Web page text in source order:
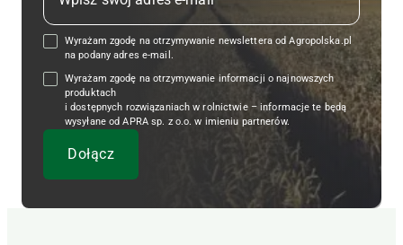
Wyrażam zgodę na otrzymywanie newslettera od Agropolska.pl
na podany adres e-mail.
Wyrażam zgodę na otrzymywanie informacji o najnowszych
produktach
i dostępnych rozwiązaniach w rolnictwie – informacje te będą
wysyłane od APRA sp. z o.o. w imieniu partnerów.